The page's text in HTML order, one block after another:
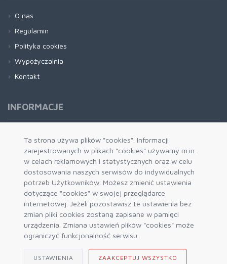
Ta strona używa plików "cookies". Informacji
zarejestrowanych w plikach "cookies" używamy m.in.
w celach reklamowych i statystycznych oraz w celu
dostosowania naszych serwisów do indywidualnych
potrzeb Użytkowników. Możesz zmienić ustawienia
dotyczące "cookies" w swojej przeglądarce
internetowej. Jeżeli pozostawisz te ustawienia bez
zmian pliki cookies zostaną zapisane w pamięci
urządzenia. Zmiana ustawień plików "cookies" może
ograniczyć funkcjonalność serwisu.
USTAWIENIA ZAAKCEPTUJ WSZYSTKO
O nas
Regulamin
Polityka cookies
Wypożyczalnia
Kontakt
INFORMACJE
Formy płatności
Dostawa i wysyłka
Zwrot i wymiana
System rabatowy
Kody rabatowe
Blog